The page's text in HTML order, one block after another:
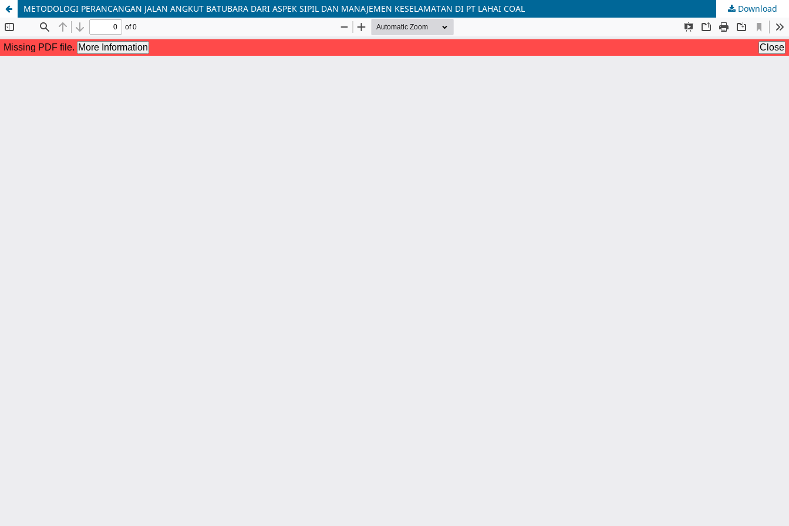
METODOLOGI PERANCANGAN JALAN ANGKUT BATUBARA DARI ASPEK SIPIL DAN MANAJEMEN KESELAMATAN DI PT LAHAI COAL Download